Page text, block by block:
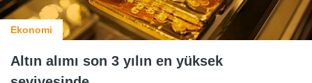
Ekonomi
Altın alımı son 3 yılın en yüksek